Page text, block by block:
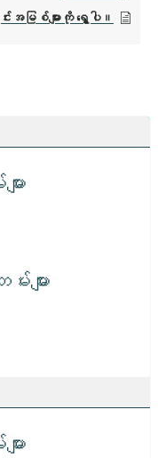
း
ျား
း
ြစ်များကို ရွှေ့ပါ။